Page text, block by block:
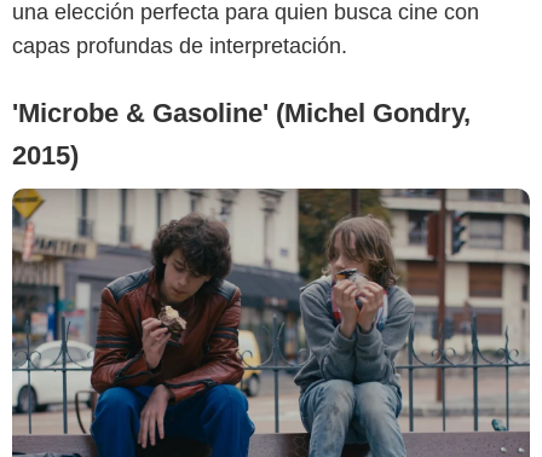
una elección perfecta para quien busca cine con
capas profundas de interpretación.
'Microbe & Gasoline' (Michel Gondry,
2015)